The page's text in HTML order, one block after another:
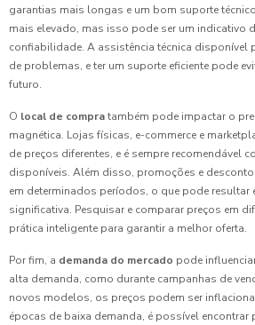
garantias mais longas e um bom suporte
mais elevado, mas isso pode ser um indicativo
confiabilidade. A assistência técnica disponível
de problemas, e ter um suporte eficiente pode
futuro.
O local de compratambém pode impactar o
magnética. Lojas físicas, e-commerce e
de preços diferentes, e é sempre recomendável
disponíveis. Além disso, promoções e
em determinados períodos, o que pode resultar
significativa. Pesquisar e comparar preços em
prática inteligente para garantir a melhor oferta.
Por fim, a demanda do mercado pode
alta demanda, como durante campanhas de
novos modelos, os preços podem ser
épocas de baixa demanda, é possível encontrar